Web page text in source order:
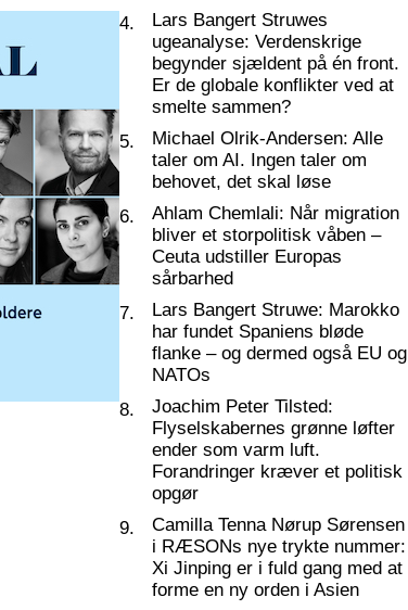
4.
Lars Bangert Struwes
ugeanalyse: Verdenskrige
begynder sjældent på én front.
Er de globale konflikter ved at
smelte sammen?
5.
Michael Olrik-Andersen: Alle
taler om AI. Ingen taler om
behovet, det skal løse
6.
Ahlam Chemlali: Når migration
bliver et storpolitisk våben –
Ceuta udstiller Europas
sårbarhed
7.
Lars Bangert Struwe: Marokko
har fundet Spaniens bløde
flanke – og dermed også EU og
NATOs
8.
Joachim Peter Tilsted:
Flyselskabernes grønne løfter
ender som varm luft.
Forandringer kræver et politisk
opgør
9.
Camilla Tenna Nørup Sørensen
i RÆSONs nye trykte nummer:
Xi Jinping er i fuld gang med at
forme en ny orden i Asien